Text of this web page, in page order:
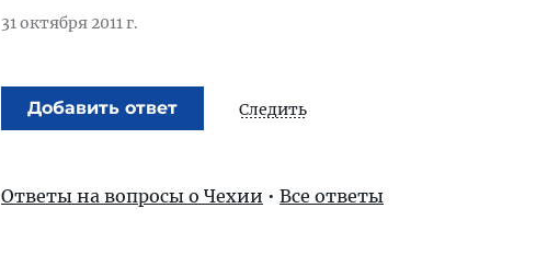
31 октября 2011 г.
Добавить ответ Следить
Ответы на вопросы о Чехии • Все ответы